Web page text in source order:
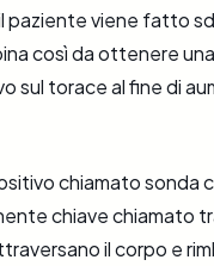
paziente viene fatto
così da ottenere
sul torace al fine di
chiamato sonda
chiave chiamato
il corpo e